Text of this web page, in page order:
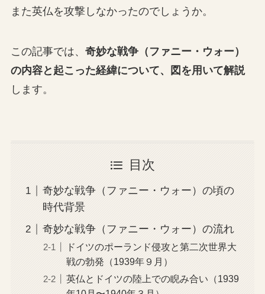
また英仏を攻撃しなかったのでしょうか。
この記事では、 奇妙な戦争（ファニー・ウォー）
の内容と起こった経緯について、図を用いて解説
します。
目次
奇妙な戦争（ファニー・ウォー）の頃の
時代背景
奇妙な戦争（ファニー・ウォー）の流れ
ドイツのポーランド侵攻と第二次世界大
戦の勃発（1939年９月）
英仏とドイツの陸上での睨み合い（1939